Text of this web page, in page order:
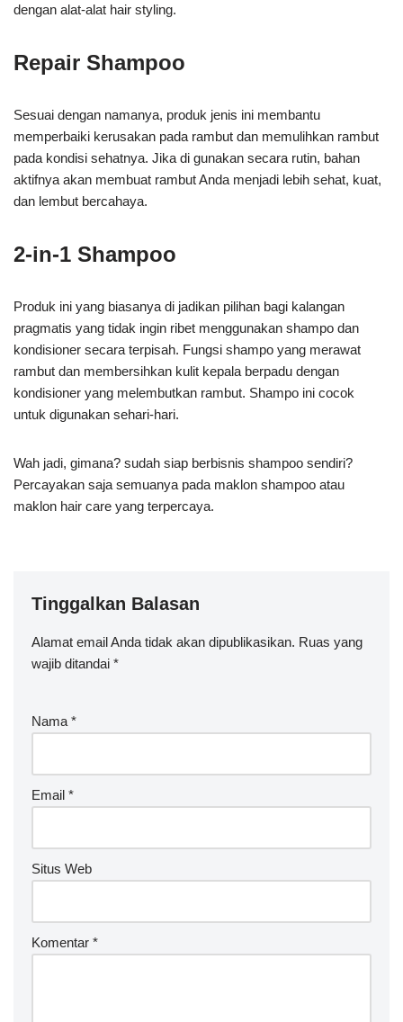
dengan alat-alat hair styling.
Repair Shampoo
Sesuai dengan namanya, produk jenis ini membantu
memperbaiki kerusakan pada rambut dan memulihkan rambut
pada kondisi sehatnya. Jika di gunakan secara rutin, bahan
aktifnya akan membuat rambut Anda menjadi lebih sehat, kuat,
dan lembut bercahaya.
2-in-1 Shampoo
Produk ini yang biasanya di jadikan pilihan bagi kalangan
pragmatis yang tidak ingin ribet menggunakan shampo dan
kondisioner secara terpisah. Fungsi shampo yang merawat
rambut dan membersihkan kulit kepala berpadu dengan
kondisioner yang melembutkan rambut. Shampo ini cocok
untuk digunakan sehari-hari.
Wah jadi, gimana? sudah siap berbisnis shampoo sendiri?
Percayakan saja semuanya pada maklon shampoo atau
maklon hair care yang terpercaya.
Tinggalkan Balasan
Alamat email Anda tidak akan dipublikasikan. Ruas yang
wajib ditandai *
Nama *
Email *
Situs Web
Komentar *